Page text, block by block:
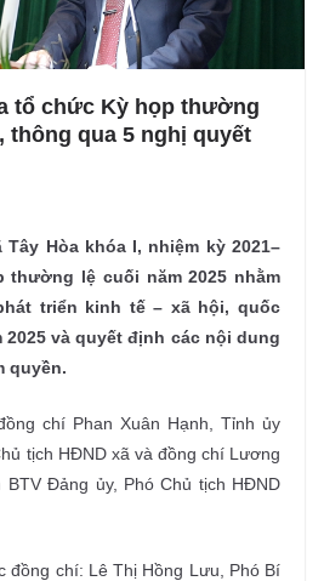
tổ chức Kỳ họp thường
thông qua 5 nghị quyết
Tây Hòa khóa I, nhiệm kỳ 2021–
thường lệ cuối năm 2025 nhằm
triển kinh tế – xã hội, quốc
2025 và quyết định các nội dung
quyền.
chí Phan Xuân Hạnh, Tỉnh ủy
tịch HĐND xã và đồng chí Lương
BTV Đảng ủy, Phó Chủ tịch HĐND
đồng chí: Lê Thị Hồng Lưu, Phó Bí